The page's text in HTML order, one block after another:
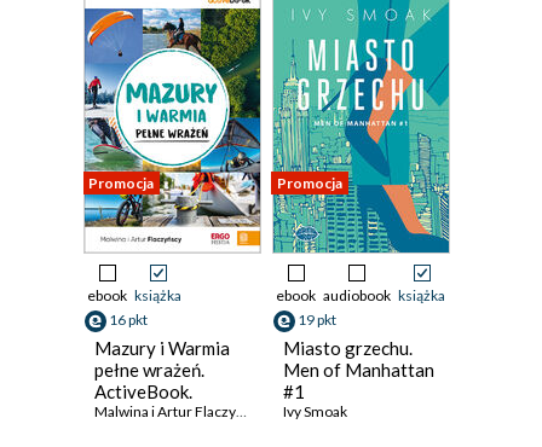
Promocja
ebook książka
16 pkt
Mazury i Warmia
pełne wrażeń.
ActiveBook.
Wydanie 1
Malwina i Artur Flaczyńscy
Promocja
ebook audiobook książka
19 pkt
Miasto grzechu.
Men of Manhattan
#1
Ivy Smoak